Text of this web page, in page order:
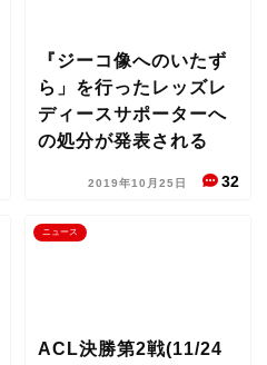
『ジーコ像へのいたず
ら」を行ったレッズレ
ディースサポーターへ
の処分が発表される
2019年10月25日 32
ニュース
ACL決勝第2戦(11/24